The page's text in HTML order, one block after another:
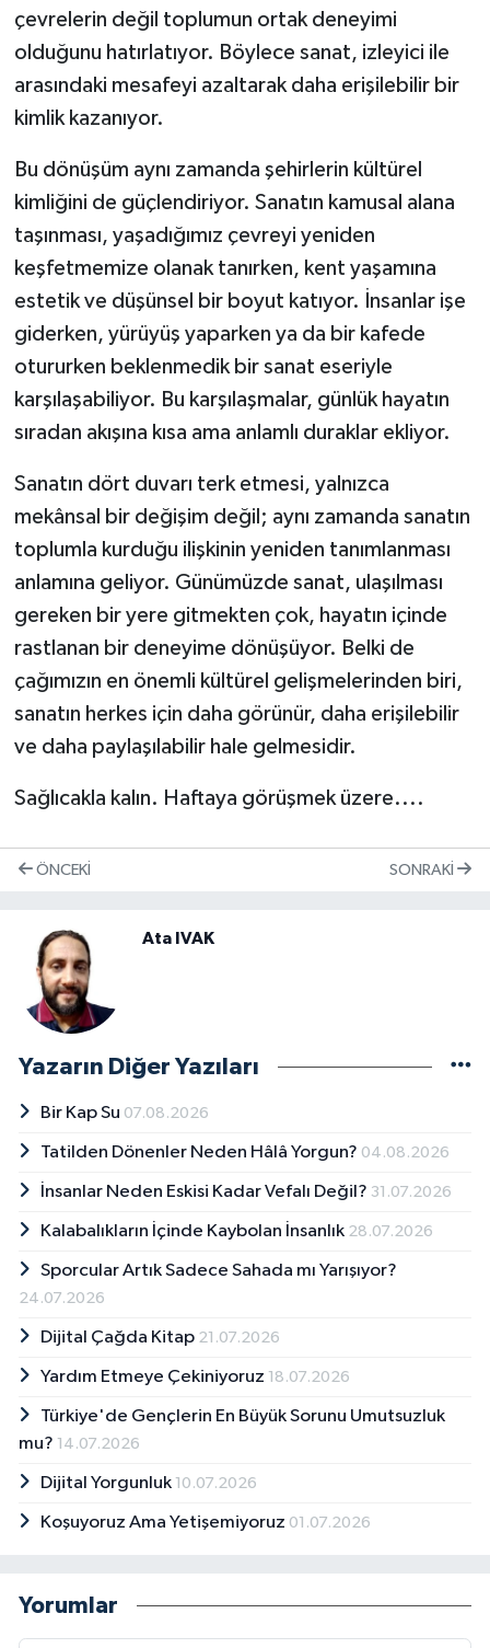
çevrelerin değil toplumun ortak deneyimi
olduğunu hatırlatıyor. Böylece sanat, izleyici ile
arasındaki mesafeyi azaltarak daha erişilebilir bir
kimlik kazanıyor.
Bu dönüşüm aynı zamanda şehirlerin kültürel
kimliğini de güçlendiriyor. Sanatın kamusal alana
taşınması, yaşadığımız çevreyi yeniden
keşfetmemize olanak tanırken, kent yaşamına
estetik ve düşünsel bir boyut katıyor. İnsanlar işe
giderken, yürüyüş yaparken ya da bir kafede
otururken beklenmedik bir sanat eseriyle
karşılaşabiliyor. Bu karşılaşmalar, günlük hayatın
sıradan akışına kısa ama anlamlı duraklar ekliyor.
Sanatın dört duvarı terk etmesi, yalnızca
mekânsal bir değişim değil; aynı zamanda sanatın
toplumla kurduğu ilişkinin yeniden tanımlanması
anlamına geliyor. Günümüzde sanat, ulaşılması
gereken bir yere gitmekten çok, hayatın içinde
rastlanan bir deneyime dönüşüyor. Belki de
çağımızın en önemli kültürel gelişmelerinden biri,
sanatın herkes için daha görünür, daha erişilebilir
ve daha paylaşılabilir hale gelmesidir.
Sağlıcakla kalın. Haftaya görüşmek üzere....
ÖNCEKI SONRAKI
Ata IVAK
Yazarın Diğer Yazıları
Bir Kap Su 07.08.2026
Tatilden Dönenler Neden Hâlâ Yorgun? 04.08.2026
İnsanlar Neden Eskisi Kadar Vefalı Değil? 31.07.2026
Kalabalıkların İçinde Kaybolan İnsanlık 28.07.2026
Sporcular Artık Sadece Sahada mı Yarışıyor?
24.07.2026
Dijital Çağda Kitap 21.07.2026
Yardım Etmeye Çekiniyoruz 18.07.2026
Türkiye'de Gençlerin En Büyük Sorunu Umutsuzluk
mu? 14.07.2026
Dijital Yorgunluk 10.07.2026
Koşuyoruz Ama Yetişemiyoruz 01.07.2026
Yorumlar